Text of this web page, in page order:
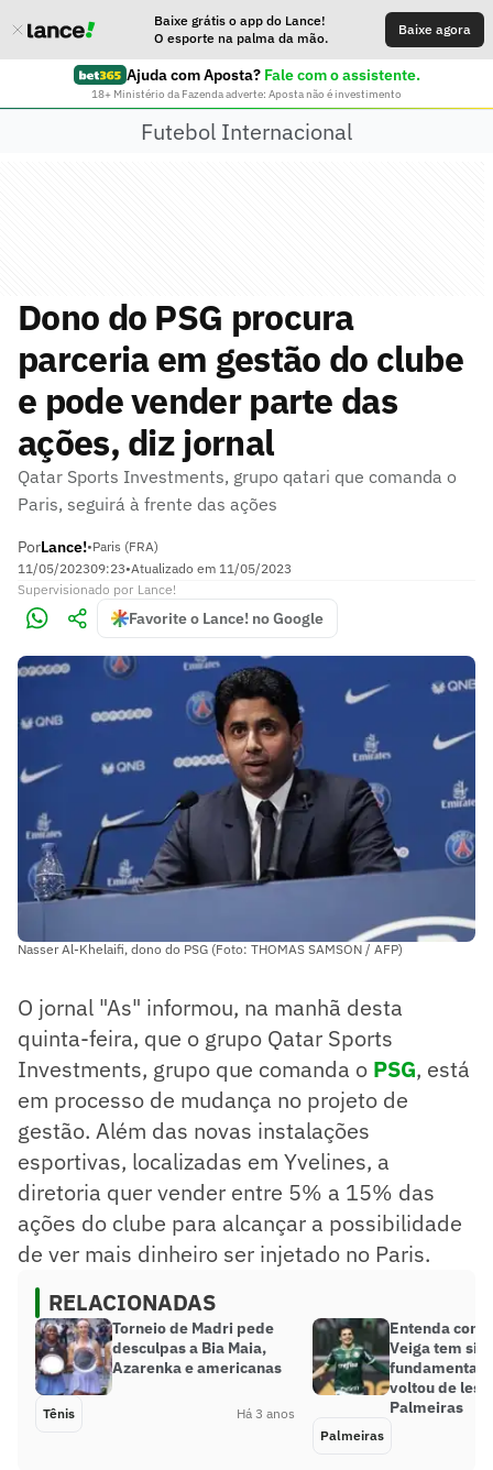
Baixe grátis o app do Lance!
O esporte na palma da mão.
Baixe agora
Ajuda com Aposta? Fale com o assistente.
18+ Ministério da Fazenda adverte: Aposta não é investimento
Futebol Internacional
Dono do PSG procura
parceria em gestão do clube
e pode vender parte das
ações, diz jornal
Qatar Sports Investments, grupo qatari que comanda o
Paris, seguirá à frente das ações
PorLance!•Paris (FRA)
11/05/202309:23•Atualizado em 11/05/2023
Supervisionado por Lance!
Favorite o Lance! no Google
Nasser Al-Khelaifi, dono do PSG (Foto: THOMAS SAMSON / AFP)
O jornal "As" informou, na manhã desta
quinta-feira, que o grupo Qatar Sports
Investments, grupo que comanda o PSG, está
em processo de mudança no projeto de
gestão. Além das novas instalações
esportivas, localizadas em Yvelines, a
diretoria quer vender entre 5% a 15% das
ações do clube para alcançar a possibilidade
de ver mais dinheiro ser injetado no Paris.
RELACIONADAS
Torneio de Madri pede
desculpas a Bia Maia,
Azarenka e americanas
Tênis Há 3 anos
Entenda
Veiga tem
fundamental
voltou de
Palmeiras
Palmeiras